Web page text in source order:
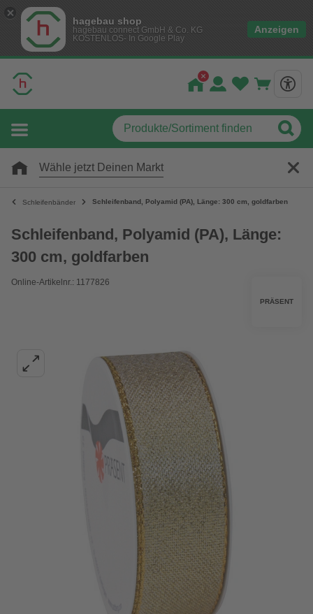
hagebau shop
hagebau connect GmbH & Co. KG
KOSTENLOS- In Google Play
Anzeigen
Wähle jetzt Deinen Markt
Schleifenbänder Schleifenband, Polyamid (PA), Länge: 300 cm, goldfarben
Schleifenband, Polyamid (PA), Länge:
300 cm, goldfarben
Online-Artikelnr.: 1177826
PRÄSENT